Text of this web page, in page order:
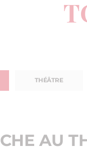
THÉÂTRE
AU